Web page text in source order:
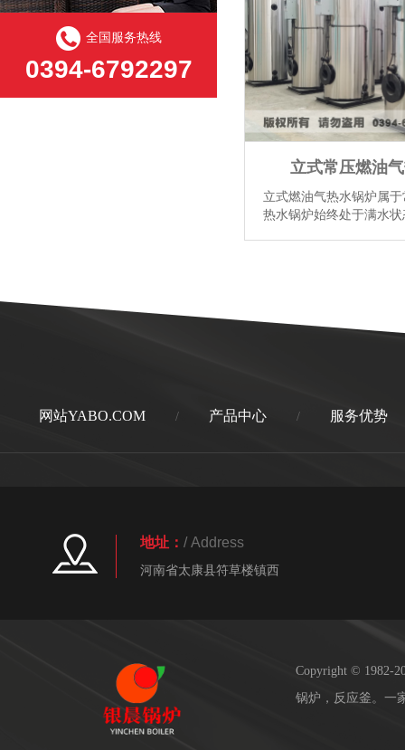
全国服务热线
0394-6792297
立式常压燃油
立式燃油气热水锅炉属
热水锅炉始终处于满水
网站YABO.COM / 产品中心 / 服务优势
地址： / Address
河南省太康县符草楼镇西
Copyright © 1982-
锅炉，反应釜。一